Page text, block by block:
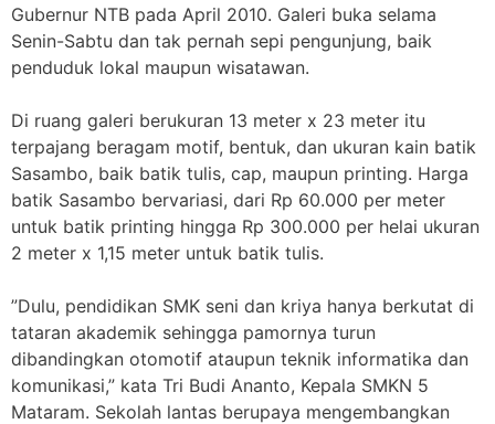
Gubernur NTB pada April 2010. Galeri buka selama
Senin-Sabtu dan tak pernah sepi pengunjung, baik
penduduk lokal maupun wisatawan.
Di ruang galeri berukuran 13 meter x 23 meter itu
terpajang beragam motif, bentuk, dan ukuran kain batik
Sasambo, baik batik tulis, cap, maupun printing. Harga
batik Sasambo bervariasi, dari Rp 60.000 per meter
untuk batik printing hingga Rp 300.000 per helai ukuran
2 meter x 1,15 meter untuk batik tulis.
”Dulu, pendidikan SMK seni dan kriya hanya berkutat di
tataran akademik sehingga pamornya turun
dibandingkan otomotif ataupun teknik informatika dan
komunikasi,” kata Tri Budi Ananto, Kepala SMKN 5
Mataram. Sekolah lantas berupaya mengembangkan